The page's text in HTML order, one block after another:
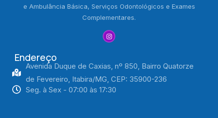
e Ambulância Básica, Serviços Odontológicos e Exames
Complementares.
Endereço
Avenida Duque de Caxias, nº 850, Bairro Quatorze
de Fevereiro, Itabira/MG, CEP: 35900-236
Seg. à Sex - 07:00 às 17:30